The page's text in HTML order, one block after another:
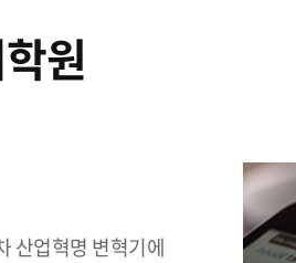
원
산업혁명 변혁기에